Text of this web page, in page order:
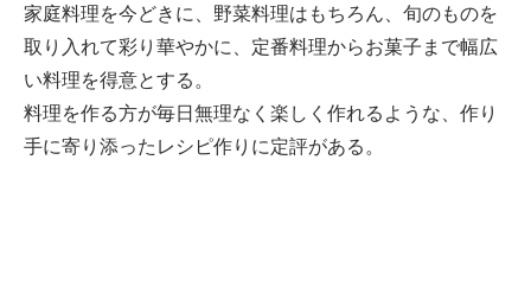
家庭料理を今どきに、野菜料理はもちろん、旬のものを
取り入れて彩り華やかに、定番料理からお菓子まで幅広
い料理を得意とする。
料理を作る方が毎日無理なく楽しく作れるような、作り
手に寄り添ったレシピ作りに定評がある。